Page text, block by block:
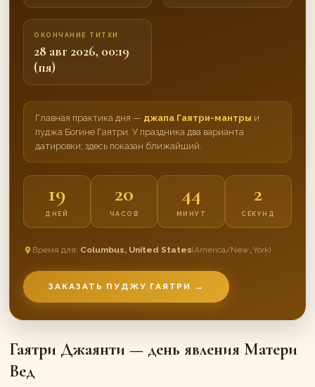
ОКОНЧАНИЕ ТИТХИ
28 авг 2026, 00:19
(пя)
Главная практика дня — джапа Гаятри-мантры и
пуджа Богине Гаятри. У праздника два варианта
датировки; здесь показан ближайший.
19
ДНЕЙ
20
ЧАСОВ
44
МИНУТ
1
СЕКУНД
Время для: Columbus, United States(America/New_York)
ЗАКАЗАТЬ ПУДЖУ ГАЯТРИ →
Гаятри Джаянти — день явления Матери
Вед